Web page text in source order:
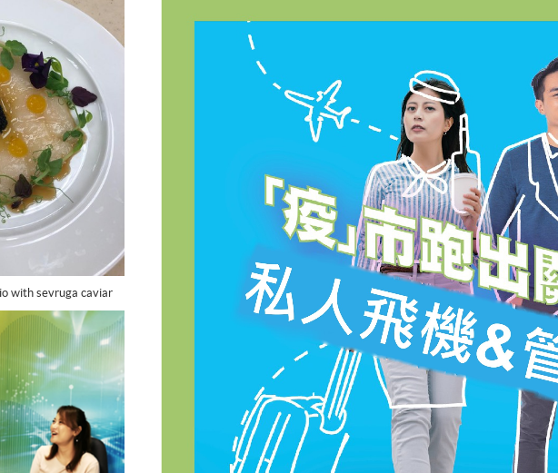
with sevruga caviar